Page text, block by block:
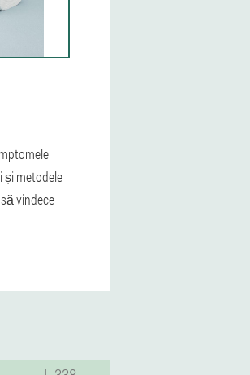
și metodele
vindece